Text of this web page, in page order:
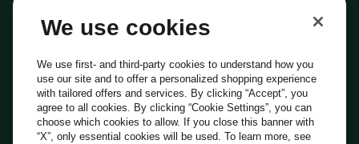
Everli Shoppers
About Us
Everli News
Domande frequenti
Lavora con noi
Diventa Shopper
Investitori
PrivacyCookiePreferenze Cookie
Termini e CondizioniCodice Etico
We use cookies
We use first- and third-party cookies to understand how you
use our site and to offer a personalized shopping experience
with tailored offers and services. By clicking “Accept”, you
agree to all cookies. By clicking “Cookie Settings”, you can
choose which cookies to allow. If you close this banner with
“X”, only essential cookies will be used. To learn more, see